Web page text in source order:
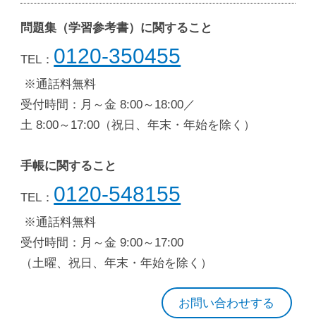
問題集（学習参考書）に関すること
TEL： 0120-350455
※通話料無料
受付時間：月～金 8:00～18:00／
土 8:00～17:00（祝日、年末・年始を除く）
手帳に関すること
TEL： 0120-548155
※通話料無料
受付時間：月～金 9:00～17:00
（土曜、祝日、年末・年始を除く）
お問い合わせする